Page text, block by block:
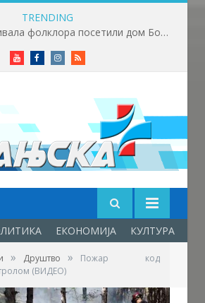
TRENDING
Учесници фестивала фолклора посетили дом Боре Станковића
YoutubeFacebookInstagram
RSS
ЕКОНОМИЈА КУЛТУРА
» Друштво »
Пожар код
(ВИДЕО)